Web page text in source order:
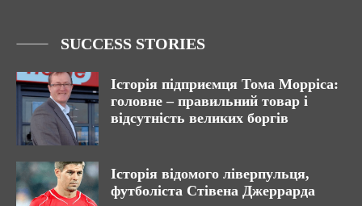
SUCCESS STORIES
Історія підприємця Тома Морріса:
головне – правильний товар і
відсутність великих боргів
Історія відомого ліверпульця,
футболіста Стівена Джеррарда